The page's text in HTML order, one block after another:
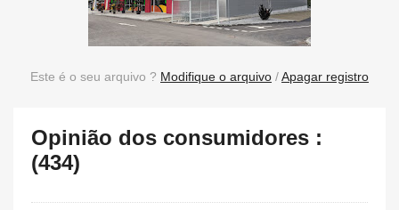
Este é o seu arquivo ? Modifique o arquivo /Apagar registro
Opinião dos consumidores :
(434)